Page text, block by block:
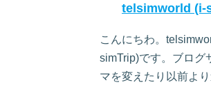
telsimworld (i-
こんにちわ。
simTrip)です。ブログ
マを変えたり以前よ